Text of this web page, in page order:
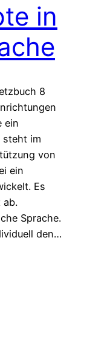
in
8
ein
steht im
von
ein
Es
ab.
Sprache.
den…